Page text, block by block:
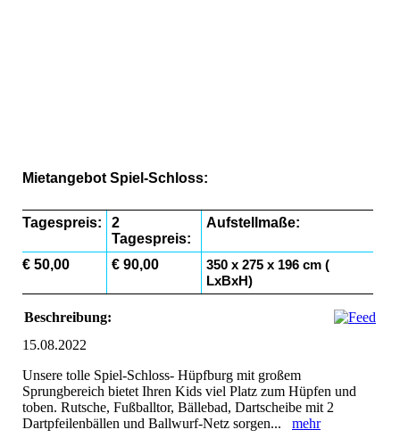
Mietangebot Spiel-Schloss:
Tagespreis:
2
Tagespreis:
Aufstellmaße:
€ 50,00 € 90,00
350 x 275 x 196 cm (
LxBxH)
Beschreibung:
15.08.2022
Unsere tolle Spiel-Schloss- Hüpfburg mit großem
Sprungbereich bietet Ihren Kids viel Platz zum Hüpfen und
toben. Rutsche, Fußballtor, Bällebad, Dartscheibe mit 2
Dartpfeilenbällen und Ballwurf-Netz sorgen... mehr